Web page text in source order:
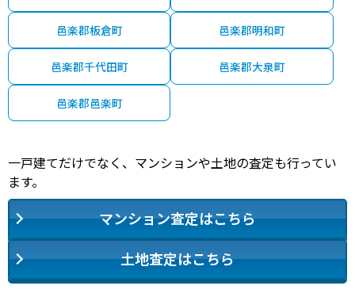
邑楽郡板倉町 邑楽郡明和町
邑楽郡千代田町 邑楽郡大泉町
邑楽郡邑楽町
一戸建てだけでなく、マンションや土地の査定も行ってい
ます。
マンション査定はこちら
土地査定はこちら